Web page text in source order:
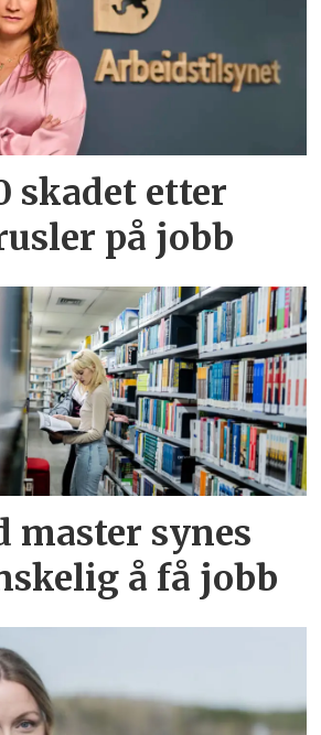
skadet etter
på jobb
master synes
å få jobb